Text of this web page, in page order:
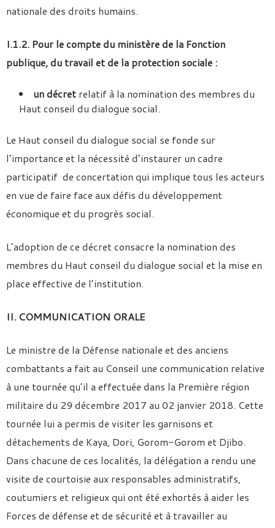
nationale des droits humains.
I.1.2. Pour le compte du ministère de la Fonction
publique, du travail et de la protection sociale :
un décret relatif à la nomination des membres du
Haut conseil du dialogue social.
Le Haut conseil du dialogue social se fonde sur
l’importance et la nécessité d’instaurer un cadre
participatif de concertation qui implique tous les acteurs
en vue de faire face aux défis du développement
économique et du progrès social.
L’adoption de ce décret consacre la nomination des
membres du Haut conseil du dialogue social et la mise en
place effective de l’institution.
II. COMMUNICATION ORALE
Le ministre de la Défense nationale et des anciens
combattants a fait au Conseil une communication relative
à une tournée qu’il a effectuée dans la Première région
militaire du 29 décembre 2017 au 02 janvier 2018. Cette
tournée lui a permis de visiter les garnisons et
détachements de Kaya, Dori, Gorom-Gorom et Djibo.
Dans chacune de ces localités, la délégation a rendu une
visite de courtoisie aux responsables administratifs,
coutumiers et religieux qui ont été exhortés à aider les
Forces de défense et de sécurité et à travailler au